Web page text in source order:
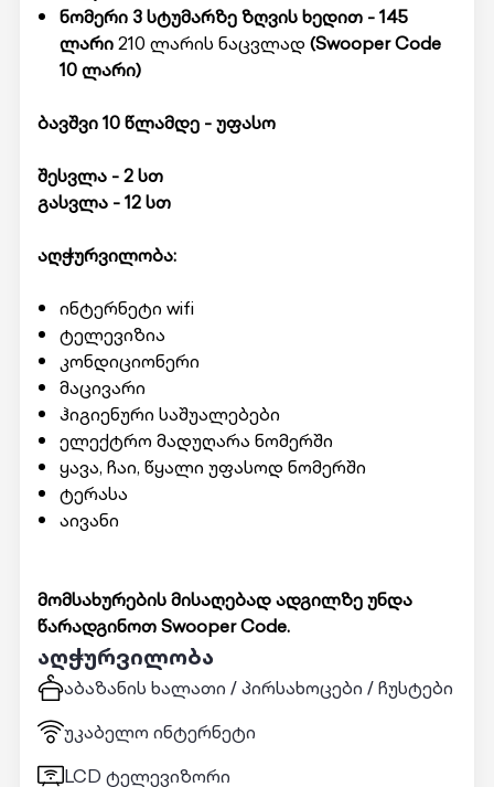
ნომერი 3 სტუმარზე ზღვის ხედით - 145
ლარი210 ლარის ნაცვლად (Swooper Code
10 ლარი)
ბავშვი 10 წლამდე - უფასო
შესვლა - 2 სთ
გასვლა - 12 სთ
აღჭურვილობა:
ინტერნეტი wifi
ტელევიზია
კონდიციონერი
მაცივარი
ჰიგიენური საშუალებები
ელექტრო მადუღარა ნომერში
ყავა, ჩაი, წყალი უფასოდ ნომერში
ტერასა
აივანი
მომსახურების მისაღებად ადგილზე უნდა
წარადგინოთ Swooper Code.
აღჭურვილობა
აბაზანის ხალათი / პირსახოცები / ჩუსტები
უკაბელო ინტერნეტი
LCD ტელევიზორი